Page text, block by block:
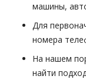
машины,
Для
номера
На нашем
найти